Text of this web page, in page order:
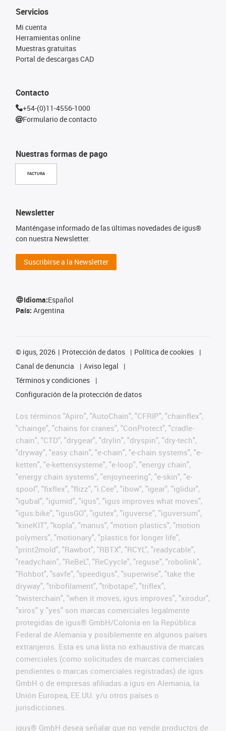
Nuestras formas de pago
FACTURA
Servicios
Mi cuenta
Herramientas online
Muestras gratuitas
Portal de descargas CAD
Contacto
+54-(0)11-4556-1000
Formulario de contacto
Newsletter
Manténgase informado de las últimas novedades de igus®
con nuestra Newsletter.
Suscribirse a la Newsletter
Idioma:Español
País: Argentina
© igus, 2026 Protección de datos
Política de cookies
Canal de denuncia
Aviso legal
Términos y condiciones
Configuración de la protección de datos
Los términos "Apiro", "AutoChain", "CFRIP", "chainflex",
"chainge", "chains for cranes", "ConProtect", "cradle-
chain", "CTD", "drygear", "drylin", "dryspin", "dry-tech",
"dryway", "easy chain", "e-chain", "e-chain systems", "e-
ketten", "e-kettensysteme", "e-loop", "energy chain",
"energy chain systems", "enjoyneering", "e-skin", "e-
spool", "fixflex", "flizz", "i.Cee", "ibow", "igear", "iglidur",
"igubal", "igumid", "igus", "igus improves what moves",
"igus:bike", "igusGO", "igutex", "iguverse", "iguversum",
"kineKIT", "kopla", "manus", "motion plastics", "motion
polymers", "motionary", "plastics for longer life",
"print2mold", "Rawbot", "RBTX", "RCYL", "readycable",
"readychain", "ReBeL", "ReCyycle", "reguse", "robolink",
"Rohbot", "savfe", "speedigus", "superwise", "take the
dryway", "tribofilament", "tribotape", "triflex",
"twisterchain", "when it moves, igus improves", "xirodur",
"xiros" y "yes" son marcas comerciales legalmente
protegidas de igus® GmbH/Colonia en la República
Federal de Alemania y posiblemente en algunos países
extranjeros. Esta es una lista no exhaustiva de marcas
comerciales (como solicitudes de marcas comerciales
pendientes o marcas comerciales registradas) de igus
GmbH o de empresas afiliadas a igus en Alemania, la
Unión Europea, EE.UU. y/u otros países o
jurisdicciones.
igus® GmbH desea señalar que no vende productos de